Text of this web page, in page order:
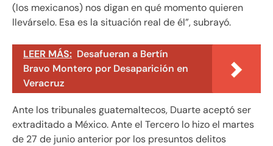
(los mexicanos) nos digan en qué momento quieren
llevárselo. Esa es la situación real de él”, subrayó.
LEER MÁS: Desafueran a Bertín
Bravo Montero por Desaparición en
Veracruz
Ante los tribunales guatemaltecos, Duarte aceptó ser
extraditado a México. Ante el Tercero lo hizo el martes
de 27 de junio anterior por los presuntos delitos